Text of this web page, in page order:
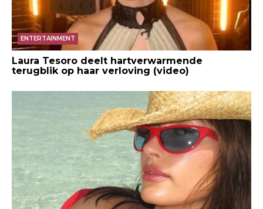
ENTERTAINMENT
Laura Tesoro deelt hartverwarmende
terugblik op haar verloving (video)